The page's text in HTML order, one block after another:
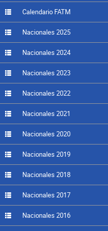
Calendario FATM
Nacionales 2025
Nacionales 2024
Nacionales 2023
Nacionales 2022
Nacionales 2021
Nacionales 2020
Nacionales 2019
Nacionales 2018
Nacionales 2017
Nacionales 2016